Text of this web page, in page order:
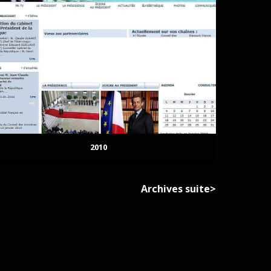
2010
Archives suite>